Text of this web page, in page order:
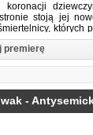
koronacji
stoją jej
których
między dwoma
premierę
-